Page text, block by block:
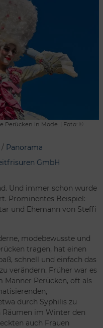
Perücken in Mode. | Foto: ©
/ Panorama
GmbH
Und immer schon wurde
Prominentes Beispiel:
und Ehemann von Steffi
modebewusste und
tragen, hat einen
schnell und einfach das
verändern. Früher war es
Männer Perücken, oft als
durch Syphilis zu
Räumen im Winter den
auch Frauen